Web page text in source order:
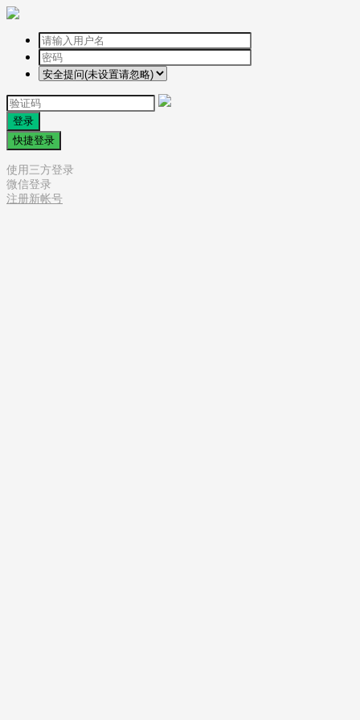
登录
快捷登录
使用三方登录
微信登录
注册新帐号